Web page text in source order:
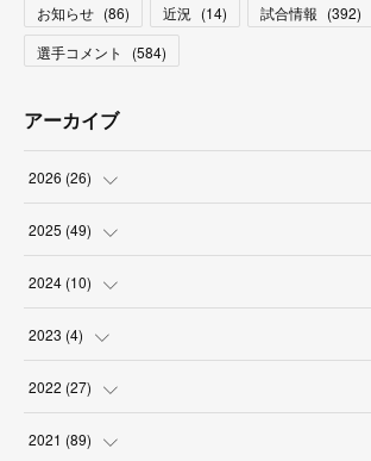
お知らせ (86) 近況 (14) 試合情報 (392)
選手コメント
(584)
アーカイブ
2026 (26)
(2
(2
(
(3
2025 (49)
(6
( 10
(8
(4
2024 (10)
( )
(2
(1
2023 (4)
(1
(3
2022 (27)
(2
2021 (89)